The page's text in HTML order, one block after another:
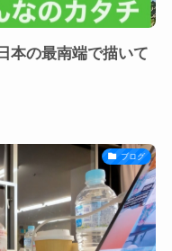
本の最南端で描いて
ブログ